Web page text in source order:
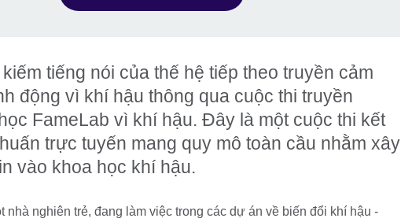
tiếng nói của thế hệ tiếp theo truyền cảm
động vì khí hậu thông qua cuộc thi truyền
FameLab vì khí hậu. Đây là một cuộc thi kết
trực tuyến mang quy mô toàn cầu nhằm xây
vào khoa học khí hậu.
nhà nghiên trẻ, đang làm việc trong các dự án về biến đổi khí hậu -